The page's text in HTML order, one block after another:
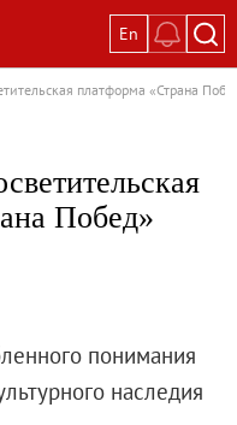
En
Сад в цвету
лес
«Наш
платформа «Страна
Побед»
понимания
наследия